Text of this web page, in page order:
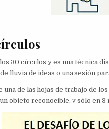
30 círculos y es una técnica
lluvia de ideas o una sesión
de las hojas de trabajo de
objeto reconocible, y sólo en 3